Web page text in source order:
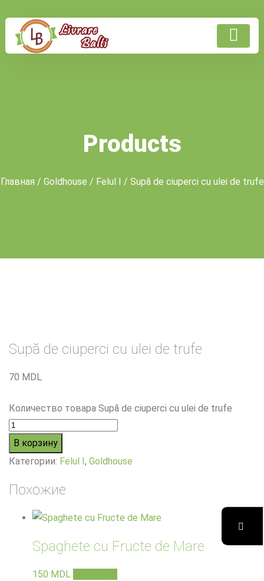
Products
Главная / Goldhouse / Felul I / Supă de ciuperci cu ulei de trufe
Supă de ciuperci cu ulei de trufe
70 MDL
Количество товара Supă de ciuperci cu ulei de trufe
В корзину
Категории: Felul I, Goldhouse
Похожие
Spaghete cu Fructe de Mare
150 MDL